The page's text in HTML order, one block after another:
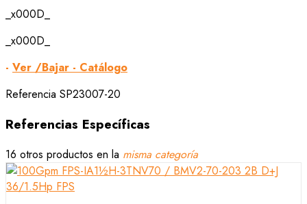
_x000D_
_x000D_
- Ver /Bajar - Catálogo
Referencia SP23007-20
Referencias Específicas
16 otros productos en la misma categoría